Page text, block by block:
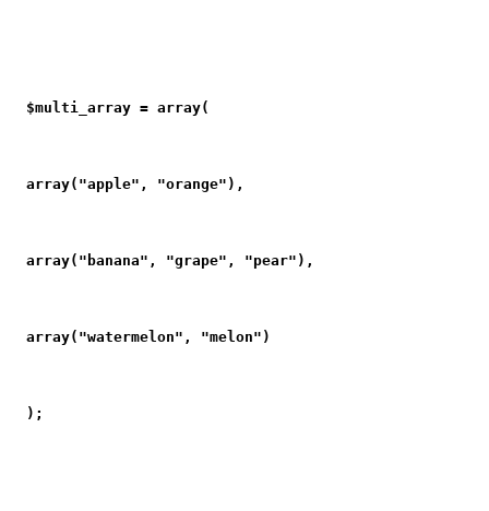
$multi_array = array(
array("apple", "orange"),
array("banana", "grape", "pear"),
array("watermelon", "melon")
);